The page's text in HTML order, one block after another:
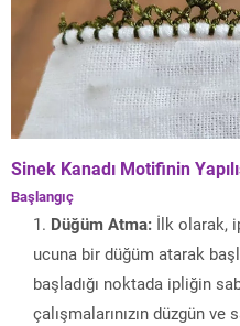
Sinek Kanadı Motifinin
Başlangıç
Düğüm Atma: İlk olarak,
ucuna bir düğüm atarak
başladığı noktada ipliğin
çalışmalarınızın düzgün